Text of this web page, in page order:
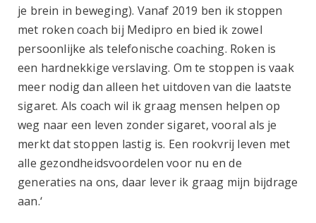
je brein in beweging). Vanaf 2019 ben ik stoppen
met roken coach bij Medipro en bied ik zowel
persoonlijke als telefonische coaching. Roken is
een hardnekkige verslaving. Om te stoppen is vaak
meer nodig dan alleen het uitdoven van die laatste
sigaret. Als coach wil ik graag mensen helpen op
weg naar een leven zonder sigaret, vooral als je
merkt dat stoppen lastig is. Een rookvrij leven met
alle gezondheidsvoordelen voor nu en de
generaties na ons, daar lever ik graag mijn bijdrage
aan.‘